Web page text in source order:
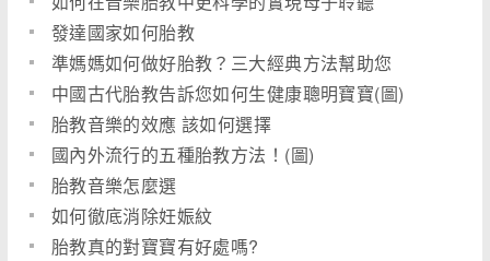
發達國家如何胎教
準媽媽如何做好胎教？三大經典方法幫助您
中國古代胎教告訴您如何生健康聰明寶寶(圖)
胎教音樂的效應 該如何選擇
國內外流行的五種胎教方法！(圖)
胎教音樂怎麼選
如何徹底消除妊娠紋
胎教真的對寶寶有好處嗎?